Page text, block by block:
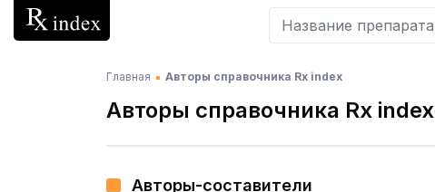
Главная Авторы справочника Rx index
Авторы справочника Rx index
Авторы-составители